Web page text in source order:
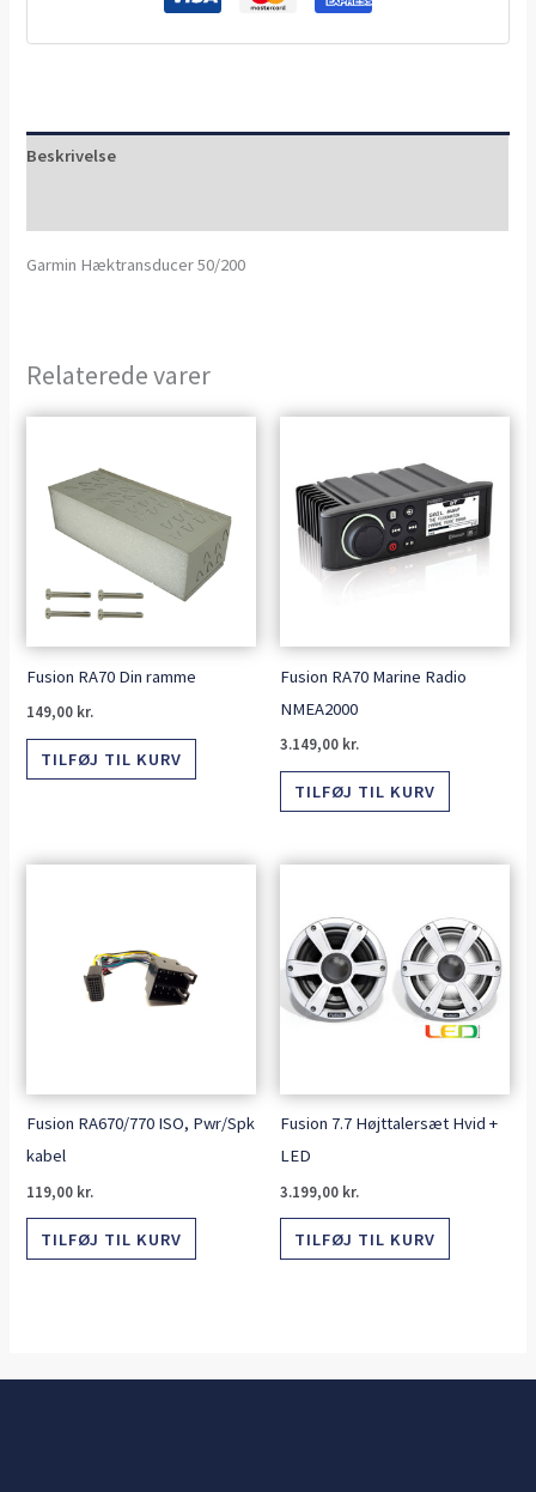
Beskrivelse
Garmin Hæktransducer 50/200
Relaterede varer
Fusion RA70 Din ramme
149,00 kr.
TILFØJ TIL KURV
Fusion RA70 Marine Radio
NMEA2000
3.149,00 kr.
TILFØJ TIL KURV
Fusion RA670/770 ISO, Pwr/Spk
kabel
119,00 kr.
TILFØJ TIL KURV
Fusion 7.7 Højttalersæt Hvid +
LED
3.199,00 kr.
TILFØJ TIL KURV